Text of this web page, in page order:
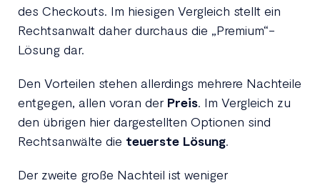
des Checkouts. Im hiesigen Vergleich stellt ein
Rechtsanwalt daher durchaus die „Premium“-
Lösung dar.
Den Vorteilen stehen allerdings mehrere Nachteile
entgegen, allen voran der Preis. Im Vergleich zu
den übrigen hier dargestellten Optionen sind
Rechtsanwälte die teuerste Lösung.
Der zweite große Nachteil ist weniger